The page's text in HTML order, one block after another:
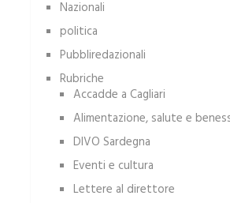
Nazionali
politica
Pubbliredazionali
Rubriche
Accadde a Cagliari
Alimentazione, salute e
DIVO Sardegna
Eventi e cultura
Lettere al direttore